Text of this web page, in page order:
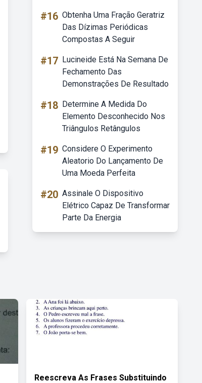
#16 Obtenha Uma Fração Geratriz
Das Dízimas Periódicas
Compostas A Seguir
#17 Lucineide Está Na Semana De
Fechamento Das
Demonstrações De Resultado
#18 Determine A Medida Do
Elemento Desconhecido Nos
Triângulos Retângulos
#19 Considere O Experimento
Aleatorio Do Lançamento De
Uma Moeda Perfeita
#20 Assinale O Dispositivo
Elétrico Capaz De Transformar
Parte Da Energia
Reescreva As Frases Substituindo